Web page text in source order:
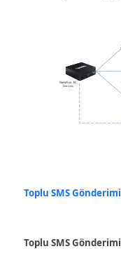
Toplu SMS Gönderimi
Toplu SMS Gönderimi